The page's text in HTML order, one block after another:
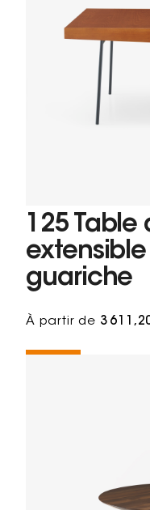
125 Table
guariche
À partir de 3